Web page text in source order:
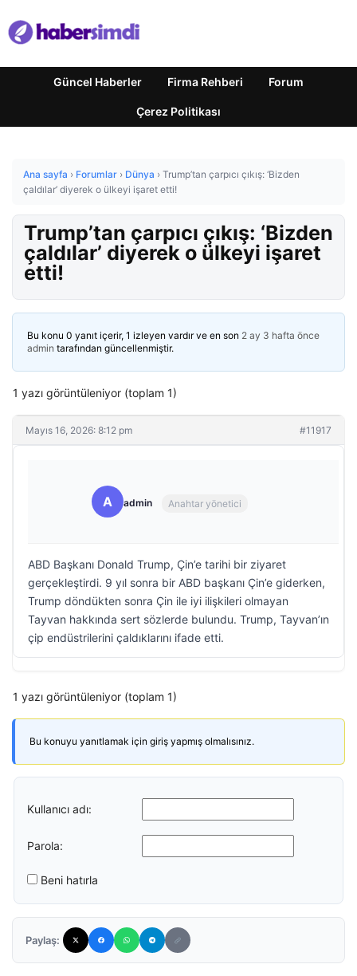
Güncel Haberler Firma Rehberi Forum
Çerez Politikası
Ana sayfa › Forumlar › Dünya › Trump’tan çarpıcı çıkış: ‘Bizden
çaldılar’ diyerek o ülkeyi işaret etti!
Trump’tan çarpıcı çıkış: ‘Bizden
çaldılar’ diyerek o ülkeyi işaret
etti!
Bu konu 0 yanıt içerir, 1 izleyen vardır ve en son 2 ay 3 hafta önce
admin tarafından güncellenmiştir.
1 yazı görüntüleniyor (toplam 1)
Mayıs 16, 2026: 8:12 pm #11917
A admin Anahtar yönetici
ABD Başkanı Donald Trump, Çin’e tarihi bir ziyaret
gerçekleştirdi. 9 yıl sonra bir ABD başkanı Çin’e giderken,
Trump döndükten sonra Çin ile iyi ilişkileri olmayan
Tayvan hakkında sert sözlerde bulundu. Trump, Tayvan’ın
çip endüstrilerini çaldıklarını ifade etti.
1 yazı görüntüleniyor (toplam 1)
Bu konuyu yanıtlamak için giriş yapmış olmalısınız.
Kullanıcı adı:
Parola:
Beni hatırla
Paylaş: